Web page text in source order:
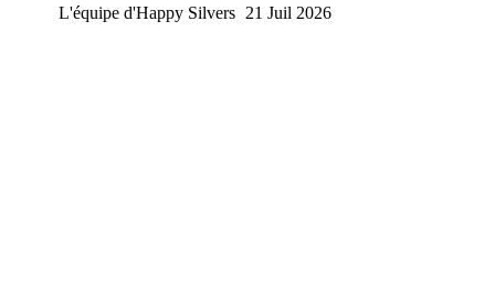
L'équipe d'Happy Silvers 21 Juil 2026